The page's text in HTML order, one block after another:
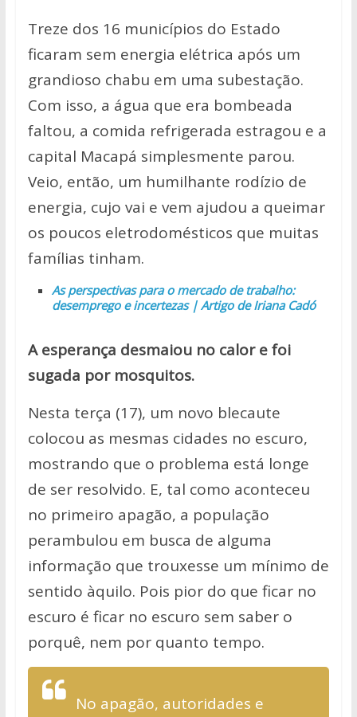
Treze dos 16 municípios do Estado
ficaram sem energia elétrica após um
grandioso chabu em uma subestação.
Com isso, a água que era bombeada
faltou, a comida refrigerada estragou e a
capital Macapá simplesmente parou.
Veio, então, um humilhante rodízio de
energia, cujo vai e vem ajudou a queimar
os poucos eletrodomésticos que muitas
famílias tinham.
As perspectivas para o mercado de trabalho:
desemprego e incertezas | Artigo de Iriana Cadó
A esperança desmaiou no calor e foi
sugada por mosquitos.
Nesta terça (17), um novo blecaute
colocou as mesmas cidades no escuro,
mostrando que o problema está longe
de ser resolvido. E, tal como aconteceu
no primeiro apagão, a população
perambulou em busca de alguma
informação que trouxesse um mínimo de
sentido àquilo. Pois pior do que ficar no
escuro é ficar no escuro sem saber o
porquê, nem por quanto tempo.
No apagão, autoridades e